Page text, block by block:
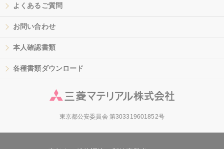
よくあるご質問
お問い合わせ
本人確認書類
各種書類ダウンロード
東京都公安委員会 第303319601852号